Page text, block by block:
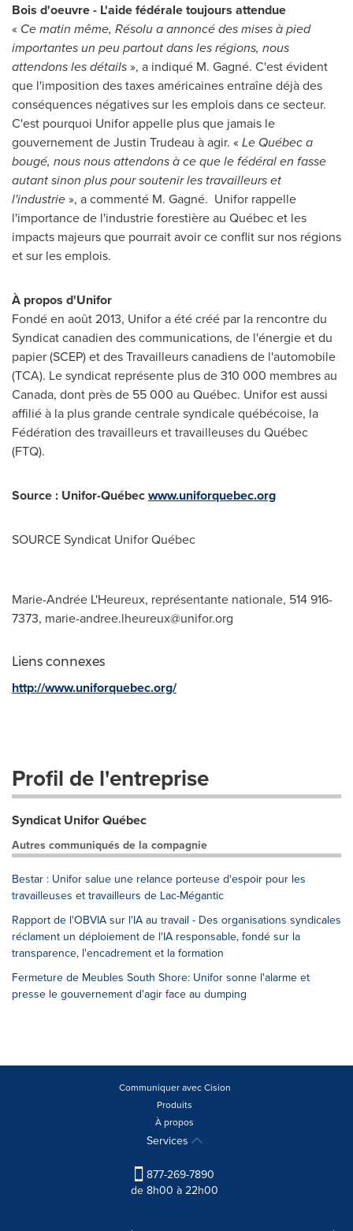
Bois d'oeuvre - L'aide fédérale toujours attendue
« Ce matin même, Résolu a annoncé des mises à pied
importantes un peu partout dans les régions, nous
attendons les détails», a indiqué M. Gagné. C'est évident
que l'imposition des taxes américaines entraîne déjà des
conséquences négatives sur les emplois dans ce secteur.
C'est pourquoi Unifor appelle plus que jamais le
gouvernement deJustin Trudeau à agir. «Le Québec a
bougé, nous nous attendons à ce que le fédéral en fasse
autant sinon plus pour soutenir les travailleurs et
l'industrie», a commenté M. Gagné. Unifor rappelle
l'importance de l'industrie forestière au Québec et les
impacts majeurs que pourrait avoir ce conflit sur nos régions
et sur les emplois.
À propos d'Unifor
Fondé en août 2013, Unifor a été créé par la rencontre du
Syndicat canadien des communications, de l'énergie et du
papier (SCEP) et des Travailleurs canadiens de l'automobile
(TCA). Le syndicat représente plus de 310 000 membres au
Canada, dont près de 55 000 au Québec. Unifor est aussi
affilié à la plus grande centrale syndicale québécoise, la
Fédération des travailleurs et travailleuses du Québec
(FTQ).
Source : Unifor-Québecwww.uniforquebec.org
SOURCE Syndicat Unifor Québec
Marie-Andrée L'Heureux, représentante nationale, 514 916-
7373, marie-andree.lheureux@unifor.org
Liens connexes
http://www.uniforquebec.org/
Profil de l'entreprise
Syndicat Unifor Québec
Autres communiqués de la compagnie
Bestar : Unifor salue une relance porteuse d'espoir pour les
travailleuses et travailleurs de Lac-Mégantic
Rapport de l'OBVIA sur l'IA au travail - Des organisations syndicales
réclament un déploiement de l'IA responsable, fondé sur la
transparence, l'encadrement et la formation
Fermeture de Meubles South Shore: Unifor sonne l'alarme et
presse le gouvernement d'agir face au dumping
Communiquer avec Cision
Produits
À propos
Services
877-269-7890
de 8h00 à 22h00